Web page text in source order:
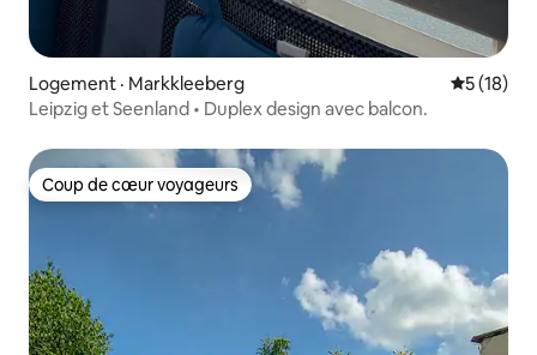
Logement · Markkleeberg Note
5 (18)
Leipzig et Seenland • Duplex design avec balcon.
Coup de cœur voyageurs
Coup de cœur voyageurs